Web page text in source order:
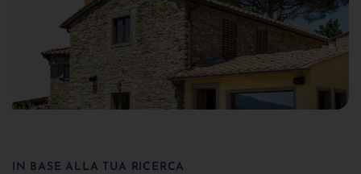
IN BASE ALLA TUA RICERCA